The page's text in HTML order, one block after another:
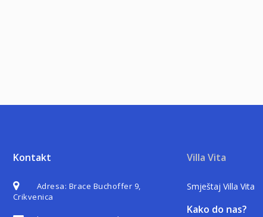
Kontakt
Adresa: Brace Buchoffer 9,
Crikvenica
Villa Vita
Smještaj Villa Vita
Kako do nas?